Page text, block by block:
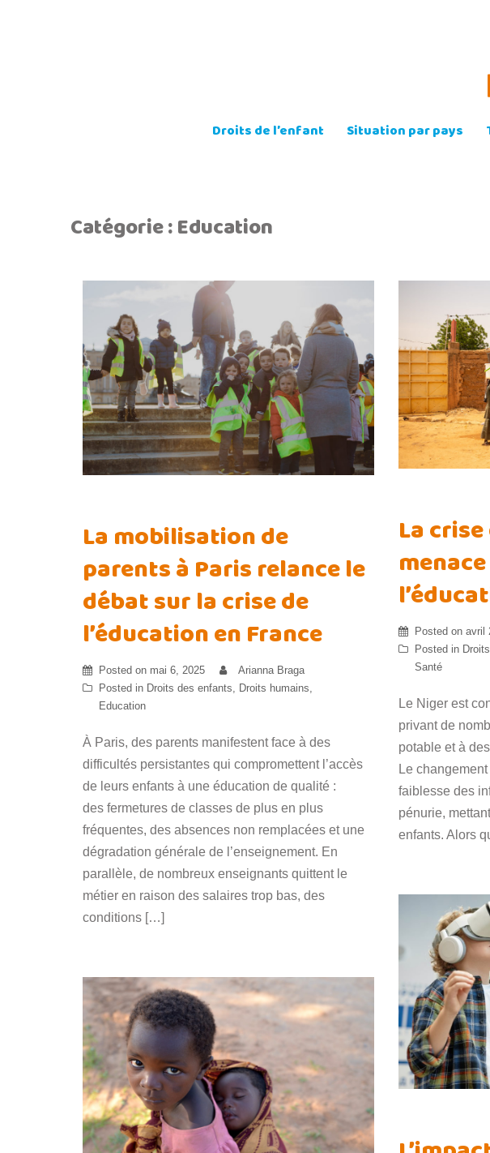
Droits de l’enfant Situation par pays
Catégorie :Education
La mobilisation de
parents à Paris relance le
débat sur la crise de
l’éducation en France
Posted on mai 6, 2025
Arianna Braga
Posted in Droits des enfants Droits humains
Education
À Paris, des parents manifestent face à des
difficultés persistantes qui compromettent l’accès
de leurs enfants à une éducation de qualité :
des fermetures de classes de plus en plus
fréquentes, des absences non remplacées et une
dégradation générale de l’enseignement. En
parallèle, de nombreux enseignants quittent le
métier en raison des salaires trop bas, des
conditions […]
La
Posted on avril
Posted in
Santé
Le Niger est
privant de
potable et à
Le
faiblesse des
pénurie,
enfants. Alors